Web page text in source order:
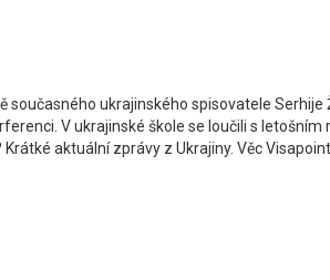
ukrajinského spisovatele Serhije
V ukrajinské škole se loučili s
aktuální zprávy z Ukrajiny. Věc